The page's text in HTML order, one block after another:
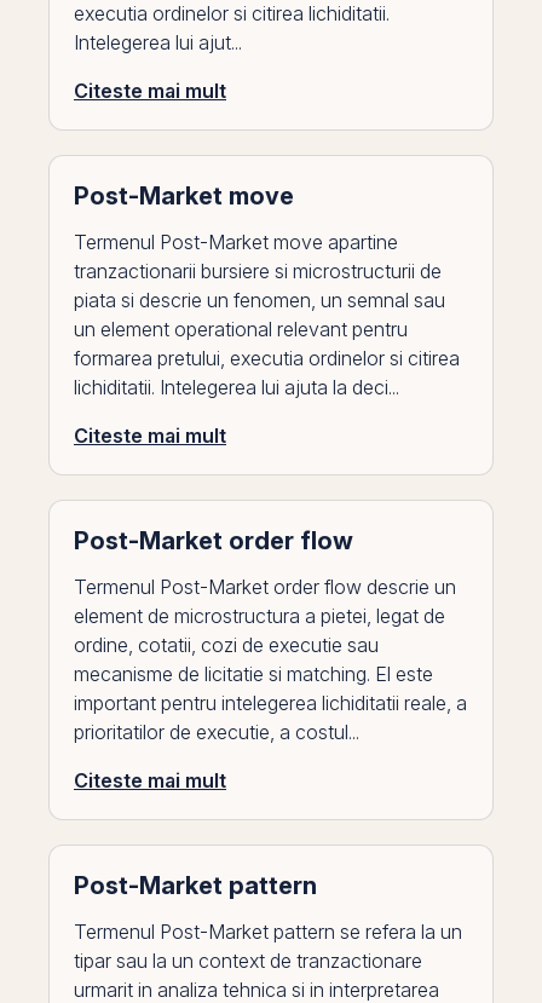
executia ordinelor si citirea lichiditatii.
Intelegerea lui ajut...
Citeste mai mult
Post-Market move
Termenul Post-Market move apartine
tranzactionarii bursiere si microstructurii de
piata si descrie un fenomen, un semnal sau
un element operational relevant pentru
formarea pretului, executia ordinelor si citirea
lichiditatii. Intelegerea lui ajuta la deci...
Citeste mai mult
Post-Market order flow
Termenul Post-Market order flow descrie un
element de microstructura a pietei, legat de
ordine, cotatii, cozi de executie sau
mecanisme de licitatie si matching. El este
important pentru intelegerea lichiditatii reale, a
prioritatilor de executie, a costul...
Citeste mai mult
Post-Market pattern
Termenul Post-Market pattern se refera la un
tipar sau la un context de tranzactionare
urmarit in analiza tehnica si in interpretarea